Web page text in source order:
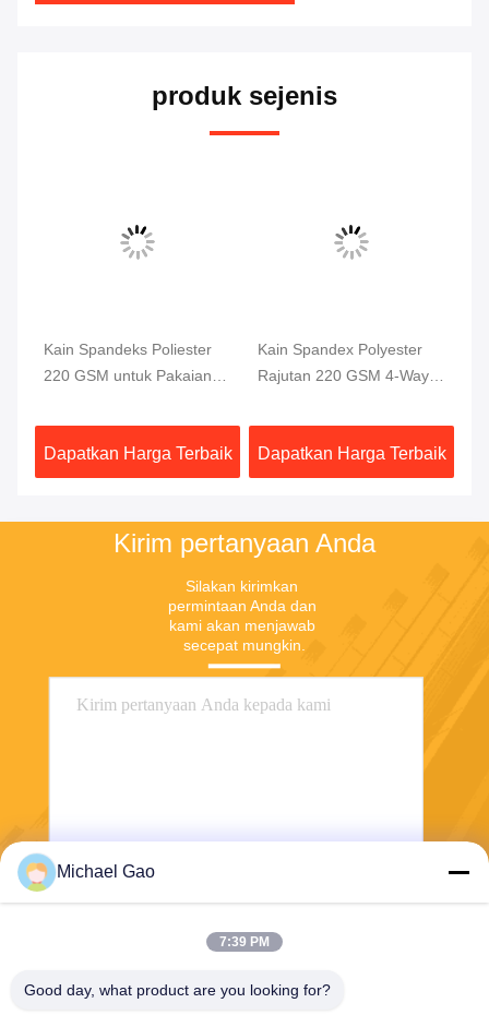
produk sejenis
Kain Spandeks Poliester
220 GSM untuk Pakaian
Olahraga
Dapatkan Harga Terbaik
Kain Spandex Polyester
Rajutan 220 GSM 4-Way
Dapatkan Harga Terbaik
Kirim pertanyaan Anda
Silakan kirimkan
permintaan Anda dan
kami akan menjawab
secepat mungkin.
Mengirim
Michael Gao
7:39 PM
Good day, what product are you looking for?